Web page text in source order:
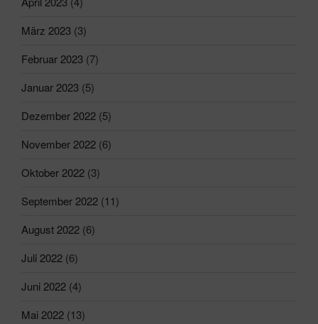
März 2023 (3)
Februar 2023 (7)
Januar 2023 (5)
Dezember 2022 (5)
November 2022 (6)
Oktober 2022 (3)
September 2022 (11)
August 2022 (6)
Juli 2022 (6)
Juni 2022 (4)
Mai 2022 (13)